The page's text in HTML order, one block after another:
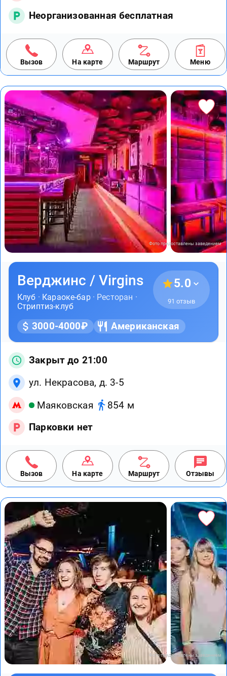
Неорганизованная бесплатная
Вызов На карте Маршрут Меню
Фото предоставлены заведением
Верджинс / Virgins
Клуб · Караоке-бар· Ресторан ·
Стриптиз-клуб
5.0
91 отзыв
3000-4000₽ Американская
Закрыт до 21:00
ул. Некрасова, д. 3-5
Маяковская
854 м
Парковки нет
Вызов На карте Маршрут Отзывы
Фото предоставлены заведением